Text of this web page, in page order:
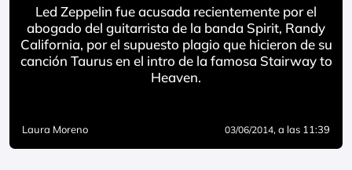
Led Zeppelin fue acusada recientemente por el
abogado del guitarrista de la banda Spirit, Randy
California, por el supuesto plagio que hicieron de su
canción Taurus en el intro de la famosa Stairway to
Heaven.
Laura Moreno 03/06/2014, a las 11:39